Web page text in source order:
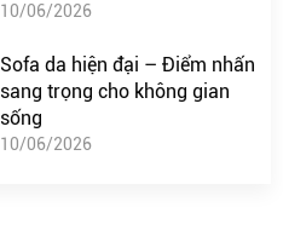
10/06/2026
Sofa da hiện đại – Điểm nhấn
sang trọng cho không gian
sống
10/06/2026